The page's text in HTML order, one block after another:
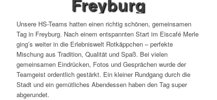
Unsere HS-Teams hatten einen richtig schönen, gemeinsamen
Tag in Freyburg. Nach einem entspannten Start im Eiscafé Merle
ging’s weiter in die Erlebniswelt Rotkäppchen – perfekte
Mischung aus Tradition, Qualität und Spaß. Bei vielen
gemeinsamen Eindrücken, Fotos und Gesprächen wurde der
Teamgeist ordentlich gestärkt. Ein kleiner Rundgang durch die
Stadt und ein gemütliches Abendessen haben den Tag super
abgerundet.